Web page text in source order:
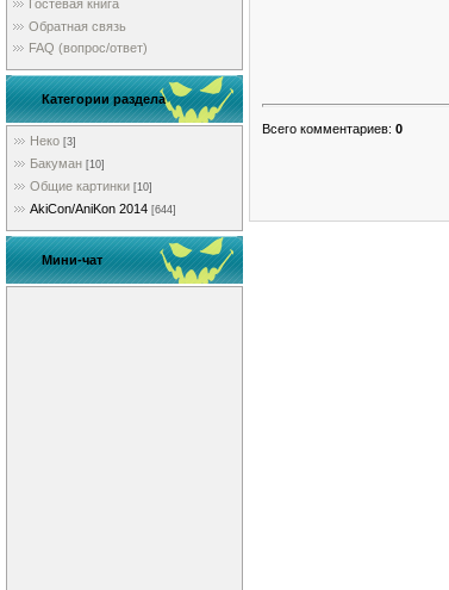
Гостевая книга
Обратная связь
FAQ (вопрос/ответ)
Категории раздела
Неко [3]
Бакуман [10]
Общие картинки [10]
AkiCon/AniKon 2014 [644]
Мини-чат
Всего комментариев: 0